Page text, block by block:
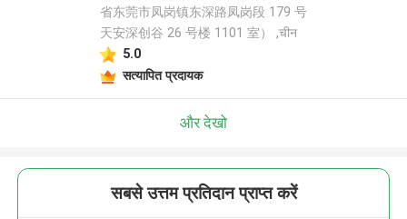
省东莞市凤岗镇东深路凤岗段 179 号
天安深创谷 26 号楼 1101 室） ,चीन
5.0
सत्यापित प्रदायक
और देखो
सबसे उत्तम प्रतिदान प्राप्त करें